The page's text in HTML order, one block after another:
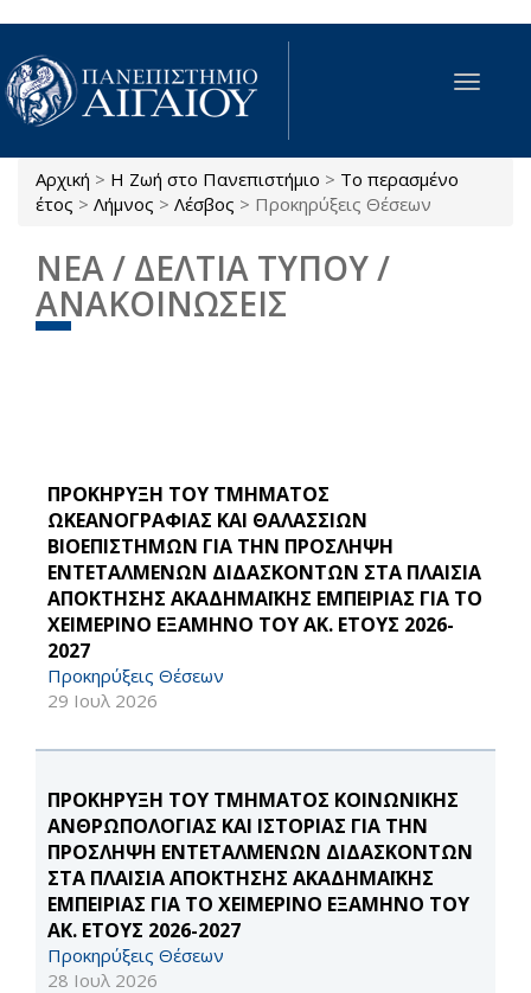
Παράκαμψη προς το κυρίως περιεχόμενο
Toggle
Είστε εδώ
Αρχική > Η Ζωή στο Πανεπιστήμιο > Το περασμένο
έτος > Λήμνος > Λέσβος > Προκηρύξεις Θέσεων
ΝΕΑ / ΔΕΛΤΙΑ ΤΥΠΟΥ /
ΑΝΑΚΟΙΝΩΣΕΙΣ
ΠΡΟΚΗΡΥΞΗ ΤΟΥ ΤΜΗΜΑΤΟΣ
ΩΚΕΑΝΟΓΡΑΦΙΑΣ ΚΑΙ ΘΑΛΑΣΣΙΩΝ
ΒΙΟΕΠΙΣΤΗΜΩΝ ΓΙΑ ΤΗΝ ΠΡΟΣΛΗΨΗ
ΕΝΤΕΤΑΛΜΕΝΩΝ ΔΙΔΑΣΚΟΝΤΩΝ ΣΤΑ ΠΛΑΙΣΙΑ
ΑΠΟΚΤΗΣΗΣ ΑΚΑΔΗΜΑΪΚΗΣ ΕΜΠΕΙΡΙΑΣ ΓΙΑ ΤΟ
ΧΕΙΜΕΡΙΝΟ ΕΞΑΜΗΝΟ ΤΟΥ ΑΚ. ΕΤΟΥΣ 2026-
2027
Προκηρύξεις Θέσεων
29 Ιουλ 2026
ΠΡΟΚΗΡΥΞΗ ΤΟΥ ΤΜΗΜΑΤΟΣ ΚΟΙΝΩΝΙΚΗΣ
ΑΝΘΡΩΠΟΛΟΓΙΑΣ ΚΑΙ ΙΣΤΟΡΙΑΣ ΓΙΑ ΤΗΝ
ΠΡΟΣΛΗΨΗ ΕΝΤΕΤΑΛΜΕΝΩΝ ΔΙΔΑΣΚΟΝΤΩΝ
ΣΤΑ ΠΛΑΙΣΙΑ ΑΠΟΚΤΗΣΗΣ ΑΚΑΔΗΜΑΪΚΗΣ
ΕΜΠΕΙΡΙΑΣ ΓΙΑ ΤΟ ΧΕΙΜΕΡΙΝΟ ΕΞΑΜΗΝΟ ΤΟΥ
ΑΚ. ΕΤΟΥΣ 2026-2027
Προκηρύξεις Θέσεων
28 Ιουλ 2026